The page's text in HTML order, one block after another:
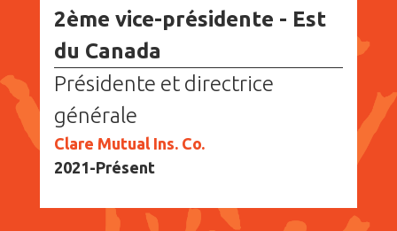
2ème vice-présidente - Est
du Canada
Présidente et directrice
générale
Clare Mutual Ins. Co.
2021-Présent